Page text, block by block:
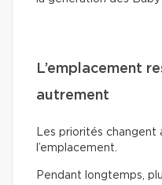
L’emplacement
autrement
Les priorités changent
l’emplacement.
Pendant longtemps,